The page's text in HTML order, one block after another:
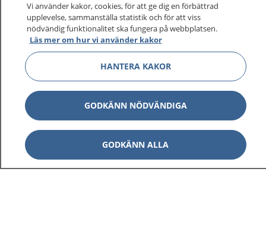
Vi använder kakor, cookies, för att ge dig en förbättrad
upplevelse, sammanställa statistik och för att viss
nödvändig funktionalitet ska fungera på webbplatsen.
Läs mer om hur vi använder kakor
HANTERA KAKOR
GODKÄNN NÖDVÄNDIGA
GODKÄNN ALLA